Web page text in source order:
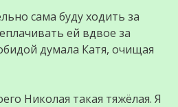
сама буду ходить за
ей вдвое за
думала Катя, очищая
Николая такая тяжёлая. Я